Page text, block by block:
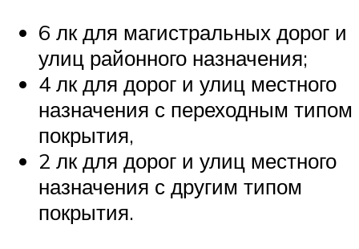
6 лк для магистральных дорог и
улиц районного назначения;
4 лк для дорог и улиц местного
назначения с переходным типом
покрытия,
2 лк для дорог и улиц местного
назначения с другим типом
покрытия.